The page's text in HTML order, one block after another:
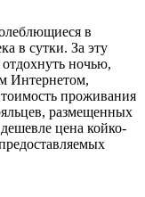
в
в сутки. За эту
ночью,
Интернетом,
проживания
размещенных
цена койко-